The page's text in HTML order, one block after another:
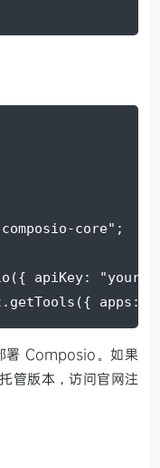
core";
apiKey:
署 Composio。如果
管版本，访问官网注